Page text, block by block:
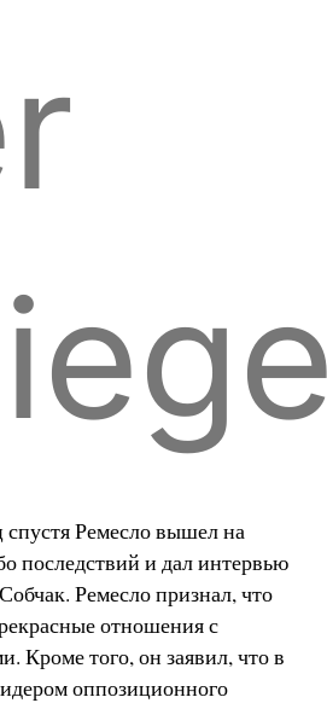
спустя Ремесло вышел на
последствий и дал интервью
Ремесло признал, что
отношения с
Кроме того, он заявил, что в
оппозиционного